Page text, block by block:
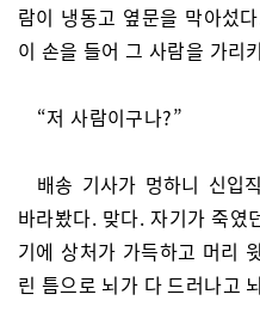
람이 냉동고 옆문을 막아섰
이 손을 들어 그 사람을 가리
“저 사람이구나?”
배송 기사가 멍하니 신입
바라봤다. 맞다. 자기가 죽였
기에 상처가 가득하고 머리
린 틈으로 뇌가 다 드러나고